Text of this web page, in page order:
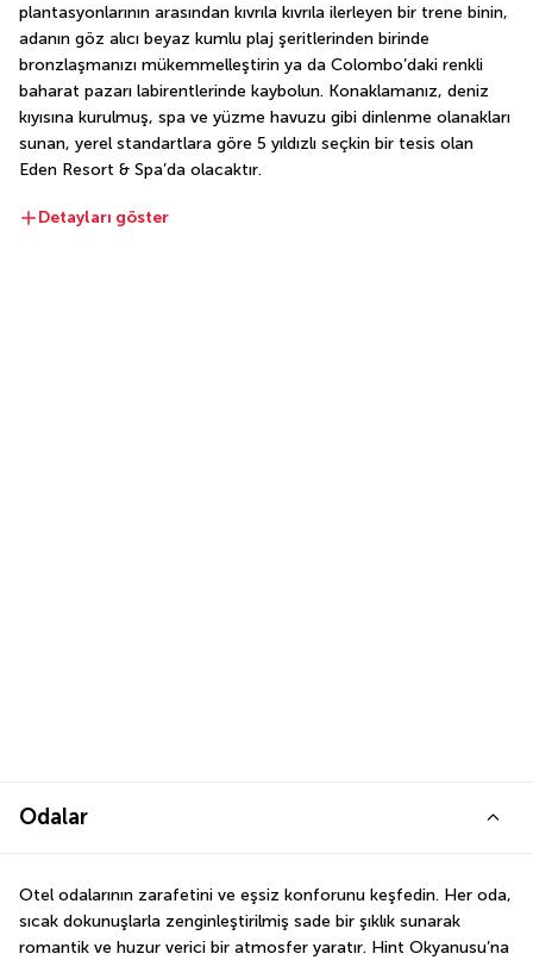
plantasyonlarının arasından kıvrıla kıvrıla ilerleyen bir trene binin,
adanın göz alıcı beyaz kumlu plaj şeritlerinden birinde
bronzlaşmanızı mükemmelleştirin ya da Colombo’daki renkli
baharat pazarı labirentlerinde kaybolun. Konaklamanız, deniz
kıyısına kurulmuş, spa ve yüzme havuzu gibi dinlenme olanakları
sunan, yerel standartlara göre 5 yıldızlı seçkin bir tesis olan
Eden Resort & Spa’da olacaktır.
Detayları göster
Odalar
Otel odalarının zarafetini ve eşsiz konforunu keşfedin. Her oda,
sıcak dokunuşlarla zenginleştirilmiş sade bir şıklık sunarak
romantik ve huzur verici bir atmosfer yaratır. Hint Okyanusu’na